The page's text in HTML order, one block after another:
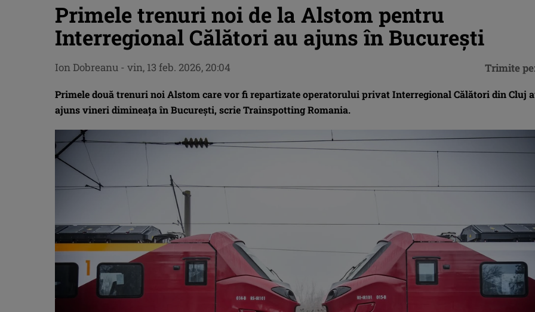
Primele trenuri noi de la Alstom pentru
Interregional Călători au ajuns în București
Primele două trenuri noi Alstom care vor fi repartizate operatorului privat Interregional Călători din Cluj
ajuns vineri dimineața în București, scrie Trainspotting Romania.
Ion Dobreanu - vin, 13 feb. 2026, 20:04 Trimite